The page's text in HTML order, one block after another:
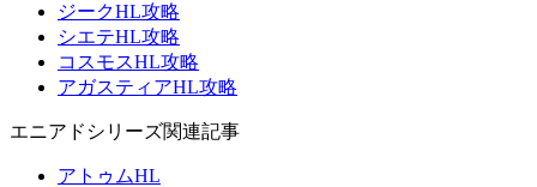
ジークHL攻略
シエテHL攻略
コスモスHL攻略
アガスティアHL攻略
エニアドシリーズ関連記事
アトゥムHL